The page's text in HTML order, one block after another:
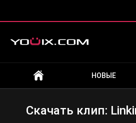
НОВЫЕ
Скачать клип: